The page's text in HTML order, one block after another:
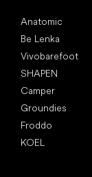
Anatomic
Be Lenka
Vivobarefoot
SHAPEN
Camper
Groundies
Froddo
KOEL